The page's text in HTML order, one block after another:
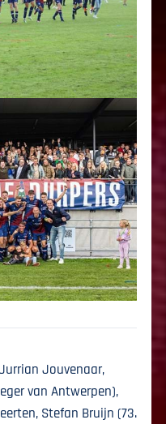
Jouvenaar,
van Antwerpen),
Stefan Bruijn (73.